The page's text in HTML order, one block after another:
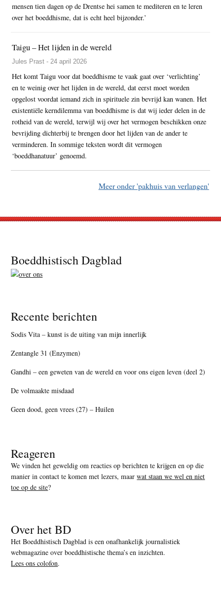
mensen tien dagen op de Drentse hei samen te mediteren en te leren
over het boeddhisme, dat is echt heel bijzonder.’
Taigu – Het lijden in de wereld
Jules Prast - 24 april 2026
Het komt Taigu voor dat boeddhisme te vaak gaat over ‘verlichting’
en te weinig over het lijden in de wereld, dat eerst moet worden
opgelost voordat iemand zich in spirituele zin bevrijd kan wanen. Het
existentiële kerndilemma van boeddhisme is dat wij ieder delen in de
rotheid van de wereld, terwijl wij over het vermogen beschikken onze
bevrijding dichterbij te brengen door het lijden van de ander te
verminderen. In sommige teksten wordt dit vermogen
‘boeddhanatuur’ genoemd.
Meer onder 'pakhuis van verlangen'
Footer
Boeddhistisch Dagblad
Recente berichten
Sodis Vita – kunst is de uiting van mijn innerlijk
Zentangle 31 (Enzymen)
Gandhi – een geweten van de wereld en voor ons eigen leven (deel 2)
De volmaakte misdaad
Geen dood, geen vrees (27) – Huilen
Reageren
We vinden het geweldig om reacties op berichten te krijgen en op die
manier in contact te komen met lezers, maarwat staan we wel en niet
toe op de site?
Over het BD
Het Boeddhistisch Dagblad is een onafhankelijk journalistiek
webmagazine over boeddhistische thema’s en inzichten.
Lees ons colofon.